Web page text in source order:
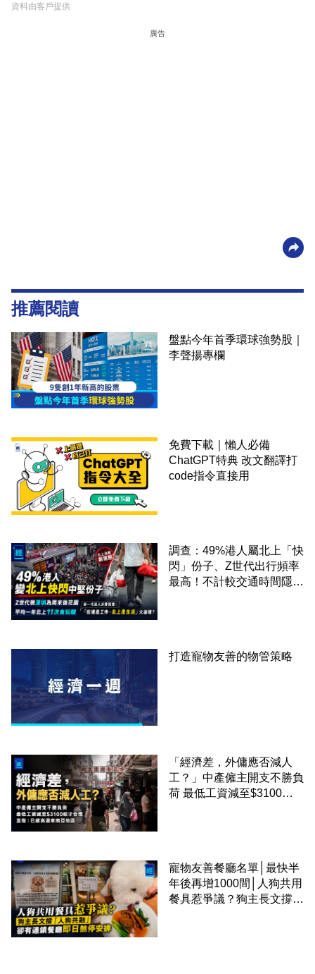
資料由客戶提供
廣告
推薦閱讀
盤點今年首季環球強勢股｜
李聲揚專欄
免費下載｜懶人必備
ChatGPT特典 改文翻譯打
code指令直接用
調查：49%港人屬北上「快
閃」份子、Z世代出行頻率
最高！不計較交通時間隱形
打造寵物友善的物管策略
「經濟差，外傭應否減人
工？」中產僱主開支不勝負
荷 最低工資減至$3100蚊
寵物友善餐廳名單│最快半
年後再增1000間│人狗共用
餐具惹爭議？狗主長文撐